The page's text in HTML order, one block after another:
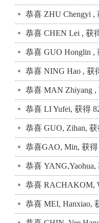
恭喜 ZHU Chengyi ,
恭喜 CHEN Lei , 获
恭喜 GUO Honglin ,
恭喜 NING Hao , 获
恭喜 MAN Zhiyang ,
恭喜 LI Yufei, 获得
恭喜 GUO, Zihan, 获
恭喜GAO, Min, 获得
恭喜 YANG,Yaohua,
恭喜 RACHAKOM,
恭喜 MEI, Hanxiao,